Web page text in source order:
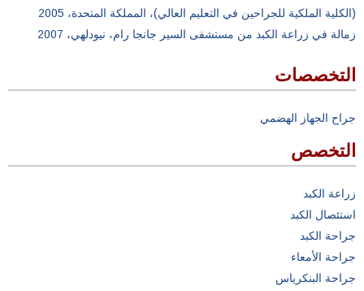
(الكلية الملكية للجراحين في التعليم العالي)، المملكة المتحدة، 2005
زمالة في زراعة الكبد من مستشفى السير جانجا رام، نيودلهي، 2007
التخصصات
جراح الجهاز الهضمي
التخصص
زراعة الكبد
استئصال الكبد
جراحة الكبد
جراحة الأمعاء
جراحة البنكرياس